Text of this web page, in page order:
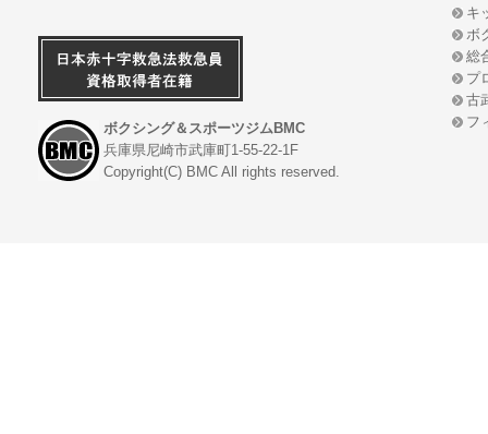
ボクシング＆スポーツジムBMC
兵庫県尼崎市武庫町1-55-22-1F
Copyright(C) BMC All rights reserved.
キ
ボ
総
プ
古
フ